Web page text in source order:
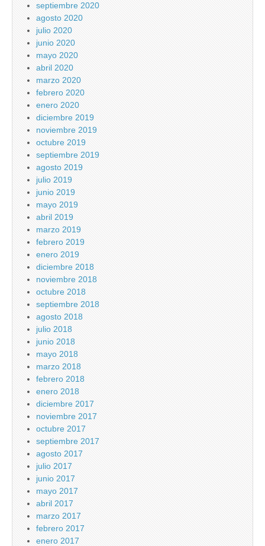
septiembre 2020
agosto 2020
julio 2020
junio 2020
mayo 2020
abril 2020
marzo 2020
febrero 2020
enero 2020
diciembre 2019
noviembre 2019
octubre 2019
septiembre 2019
agosto 2019
julio 2019
junio 2019
mayo 2019
abril 2019
marzo 2019
febrero 2019
enero 2019
diciembre 2018
noviembre 2018
octubre 2018
septiembre 2018
agosto 2018
julio 2018
junio 2018
mayo 2018
marzo 2018
febrero 2018
enero 2018
diciembre 2017
noviembre 2017
octubre 2017
septiembre 2017
agosto 2017
julio 2017
junio 2017
mayo 2017
abril 2017
marzo 2017
febrero 2017
enero 2017